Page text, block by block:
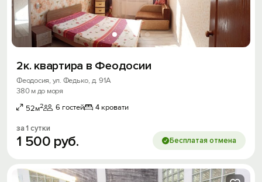
2к. квартира в Феодосии
Феодосия, ул. Федько, д. 91А
380 м до моря
52м2 6 гостей 4 кровати
за 1 сутки
1 500 руб. Бесплатая отмена